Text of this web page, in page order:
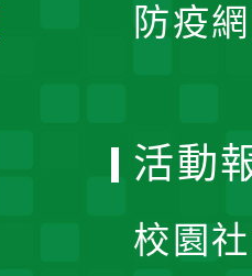
防疫
活動
校園